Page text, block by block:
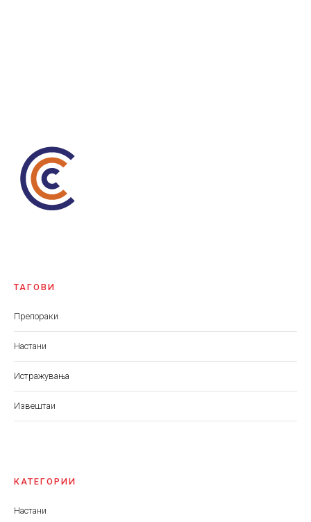
ТАГОВИ
Препораки
Настани
Истражувања
Извештаи
КАТЕГОРИИ
Настани